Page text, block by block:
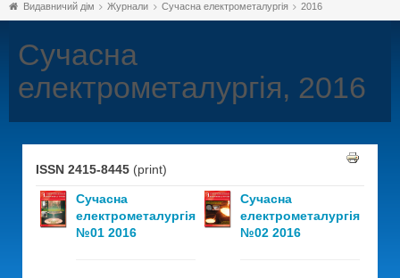
Видавничий дім Журнали Сучасна електрометалургія 2016
Сучасна
електрометалургія, 2016
ISSN 2415-8445 (print)
Сучасна
електрометалургія
№01 2016
Сучасна
електрометалургія
№02 2016